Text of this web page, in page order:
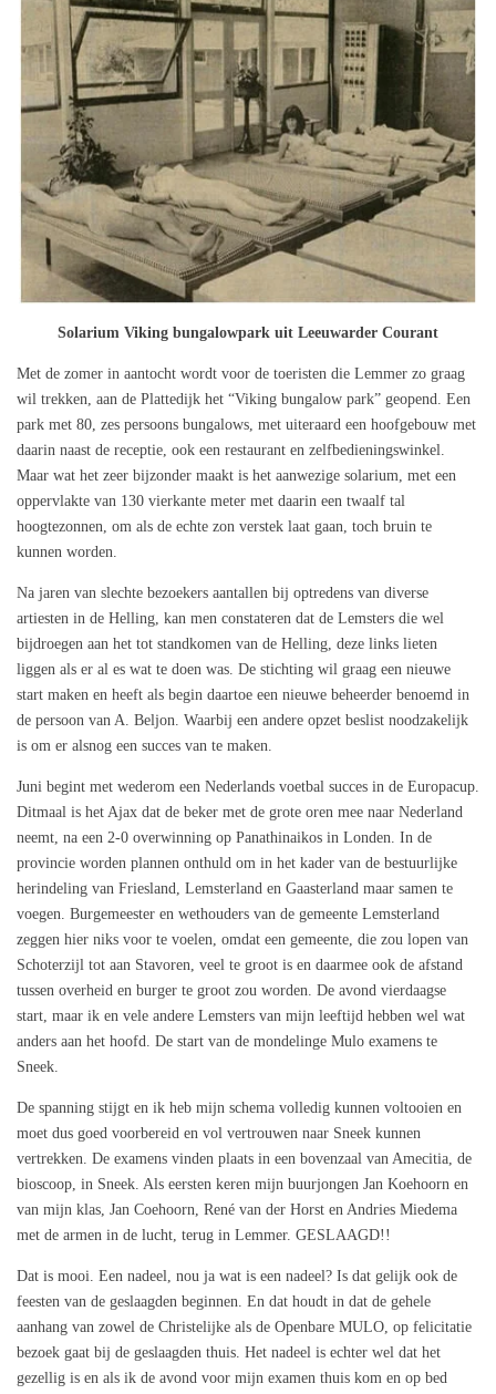
Solarium Viking bungalowpark uit Leeuwarder Courant
Met de zomer in aantocht wordt voor de toeristen die Lemmer zo graag
wil trekken, aan de Plattedijk het “Viking bungalow park” geopend. Een
park met 80, zes persoons bungalows, met uiteraard een hoofgebouw met
daarin naast de receptie, ook een restaurant en zelfbedieningswinkel.
Maar wat het zeer bijzonder maakt is het aanwezige solarium, met een
oppervlakte van 130 vierkante meter met daarin een twaalf tal
hoogtezonnen, om als de echte zon verstek laat gaan, toch bruin te
kunnen worden.
Na jaren van slechte bezoekers aantallen bij optredens van diverse
artiesten in de Helling, kan men constateren dat de Lemsters die wel
bijdroegen aan het tot standkomen van de Helling, deze links lieten
liggen als er al es wat te doen was. De stichting wil graag een nieuwe
start maken en heeft als begin daartoe een nieuwe beheerder benoemd in
de persoon van A. Beljon. Waarbij een andere opzet beslist noodzakelijk
is om er alsnog een succes van te maken.
Juni begint met wederom een Nederlands voetbal succes in de Europacup.
Ditmaal is het Ajax dat de beker met de grote oren mee naar Nederland
neemt, na een 2-0 overwinning op Panathinaikos in Londen. In de
provincie worden plannen onthuld om in het kader van de bestuurlijke
herindeling van Friesland, Lemsterland en Gaasterland maar samen te
voegen. Burgemeester en wethouders van de gemeente Lemsterland
zeggen hier niks voor te voelen, omdat een gemeente, die zou lopen van
Schoterzijl tot aan Stavoren, veel te groot is en daarmee ook de afstand
tussen overheid en burger te groot zou worden. De avond vierdaagse
start, maar ik en vele andere Lemsters van mijn leeftijd hebben wel wat
anders aan het hoofd. De start van de mondelinge Mulo examens te
Sneek.
De spanning stijgt en ik heb mijn schema volledig kunnen voltooien en
moet dus goed voorbereid en vol vertrouwen naar Sneek kunnen
vertrekken. De examens vinden plaats in een bovenzaal van Amecitia, de
bioscoop, in Sneek. Als eersten keren mijn buurjongen Jan Koehoorn en
van mijn klas, Jan Coehoorn, René van der Horst en Andries Miedema
met de armen in de lucht, terug in Lemmer. GESLAAGD!!
Dat is mooi. Een nadeel, nou ja wat is een nadeel? Is dat gelijk ook de
feesten van de geslaagden beginnen. En dat houdt in dat de gehele
aanhang van zowel de Christelijke als de Openbare MULO, op felicitatie
bezoek gaat bij de geslaagden thuis. Het nadeel is echter wel dat het
gezellig is en als ik de avond voor mijn examen thuis kom en op bed